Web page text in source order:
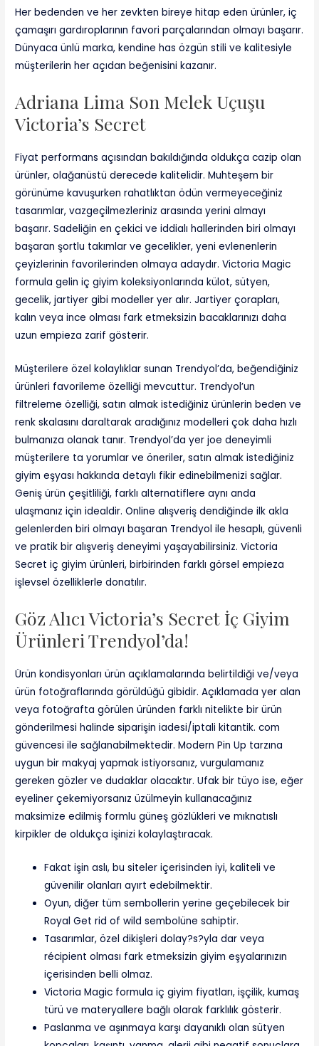
Her bedenden ve her zevkten bireye hitap eden ürünler, iç
çamaşırı gardıroplarının favori parçalarından olmayı başarır.
Dünyaca ünlü marka, kendine has özgün stili ve kalitesiyle
müşterilerin her açıdan beğenisini kazanır.
Adriana Lima Son Melek Uçuşu
Victoria’s Secret
Fiyat performans açısından bakıldığında oldukça cazip olan
ürünler, olağanüstü derecede kalitelidir. Muhteşem bir
görünüme kavuşurken rahatlıktan ödün vermeyeceğiniz
tasarımlar, vazgeçilmezleriniz arasında yerini almayı
başarır. Sadeliğin en çekici ve iddialı hallerinden biri olmayı
başaran şortlu takımlar ve gecelikler, yeni evlenenlerin
çeyizlerinin favorilerinden olmaya adaydır. Victoria Magic
formula gelin iç giyim koleksiyonlarında külot, sütyen,
gecelik, jartiyer gibi modeller yer alır. Jartiyer çorapları,
kalın veya ince olması fark etmeksizin bacaklarınızı daha
uzun empieza zarif gösterir.
Müşterilere özel kolaylıklar sunan Trendyol’da, beğendiğiniz
ürünleri favorileme özelliği mevcuttur. Trendyol’un
filtreleme özelliği, satın almak istediğiniz ürünlerin beden ve
renk skalasını daraltarak aradığınız modelleri çok daha hızlı
bulmanıza olanak tanır. Trendyol’da yer joe deneyimli
müşterilere ta yorumlar ve öneriler, satın almak istediğiniz
giyim eşyası hakkında detaylı fikir edinebilmenizi sağlar.
Geniş ürün çeşitliliği, farklı alternatiflere aynı anda
ulaşmanız için idealdir. Online alışveriş dendiğinde ilk akla
gelenlerden biri olmayı başaran Trendyol ile hesaplı, güvenli
ve pratik bir alışveriş deneyimi yaşayabilirsiniz. Victoria
Secret iç giyim ürünleri, birbirinden farklı görsel empieza
işlevsel özelliklerle donatılır.
Göz Alıcı Victoria’s Secret İç Giyim
Ürünleri Trendyol’da!
Ürün kondisyonları ürün açıklamalarında belirtildiği ve/veya
ürün fotoğraflarında görüldüğü gibidir. Açıklamada yer alan
veya fotoğrafta görülen üründen farklı nitelikte bir ürün
gönderilmesi halinde siparişin iadesi/iptali kitantik. com
güvencesi ile sağlanabilmektedir. Modern Pin Up tarzına
uygun bir makyaj yapmak istiyorsanız, vurgulamanız
gereken gözler ve dudaklar olacaktır. Ufak bir tüyo ise, eğer
eyeliner çekemiyorsanız üzülmeyin kullanacağınız
maksimize edilmiş formlu güneş gözlükleri ve mıknatıslı
kirpikler de oldukça işinizi kolaylaştıracak.
Fakat işin aslı, bu siteler içerisinden iyi, kaliteli ve
güvenilir olanları ayırt edebilmektir.
Oyun, diğer tüm sembollerin yerine geçebilecek bir
Royal Get rid of wild sembolüne sahiptir.
Tasarımlar, özel dikişleri dolay?s?yla dar veya
récipient olması fark etmeksizin giyim eşyalarınızın
içerisinden belli olmaz.
Victoria Magic formula iç giyim fiyatları, işçilik, kumaş
türü ve materyallere bağlı olarak farklılık gösterir.
Paslanma ve aşınmaya karşı dayanıklı olan sütyen